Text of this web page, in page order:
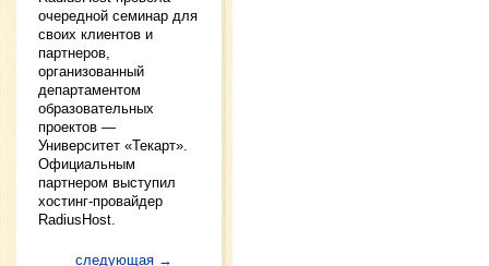
очередной семинар для
своих клиентов и
партнеров,
организованный
департаментом
образовательных
проектов —
Университет «Текарт».
Официальным
партнером выступил
хостинг-провайдер
RadiusHost.
следующая →